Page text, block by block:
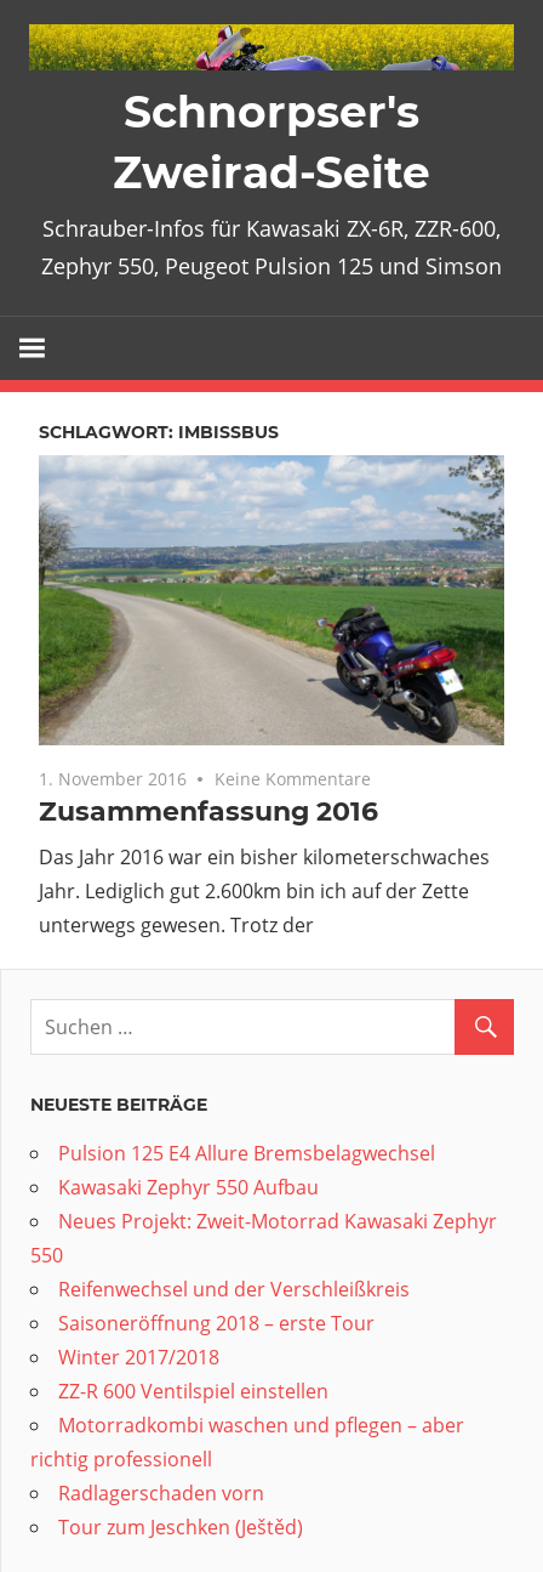
Inhalt
Schnorpser's
Zweirad-Seite
Schrauber-Infos für Kawasaki ZX-6R, ZZR-600,
Zephyr 550, Peugeot Pulsion 125 und Simson
SCHLAGWORT: IMBISSBUS
1. November 2016 Keine Kommentare
Zusammenfassung 2016
Das Jahr 2016 war ein bisher kilometerschwaches
Jahr. Lediglich gut 2.600km bin ich auf der Zette
unterwegs gewesen. Trotz der
NEUESTE BEITRÄGE
Pulsion 125 E4 Allure Bremsbelagwechsel
Kawasaki Zephyr 550 Aufbau
Neues Projekt: Zweit-Motorrad Kawasaki Zephyr
550
Reifenwechsel und der Verschleißkreis
Saisoneröffnung 2018 – erste Tour
Winter 2017/2018
ZZ-R 600 Ventilspiel einstellen
Motorradkombi waschen und pflegen – aber
richtig professionell
Radlagerschaden vorn
Tour zum Jeschken (Ještěd)